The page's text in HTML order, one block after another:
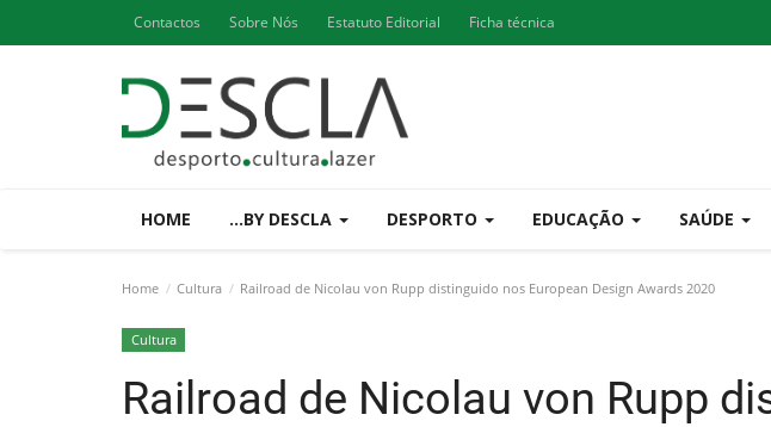
Contactos Sobre Nós Estatuto Editorial Ficha técnica
HOME ...BY DESCLA DESPORTO EDUCAÇÃO SAÚDE
Home Cultura Railroad de Nicolau von Rupp distinguido nos European Design Awards 2020
Cultura
Railroad de Nicolau von Rupp